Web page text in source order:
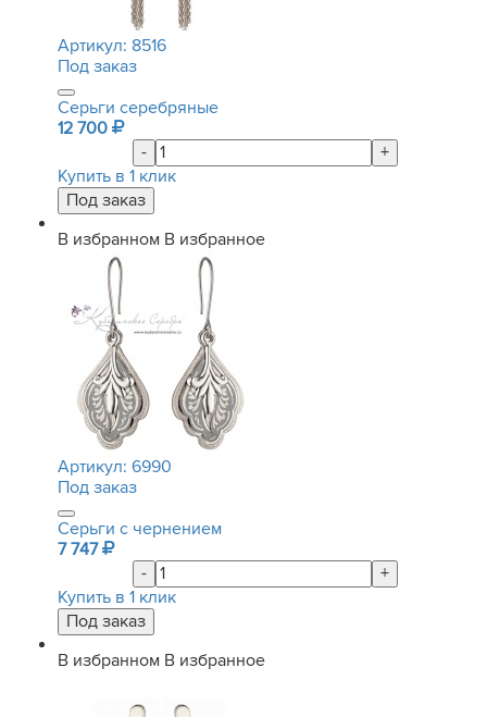
Артикул: 8516
Под заказ
Серьги серебряные
12 700
-
+
Купить в 1 клик
В избранном В избранное
Артикул: 6990
Под заказ
Серьги с чернением
7 747
-
+
Купить в 1 клик
В избранном В избранное